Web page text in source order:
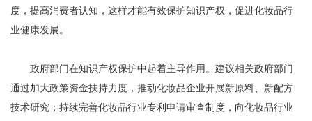
度，提高消费者认知，这样才能有效保护知识产权，促进化妆品行
业健康发展。
政府部门在知识产权保护中起着主导作用。建议相关政府部门
通过加大政策资金扶持力度，推动化妆品企业开展新原料、新配方
技术研究；持续完善化妆品行业专利申请审查制度，向化妆品行业